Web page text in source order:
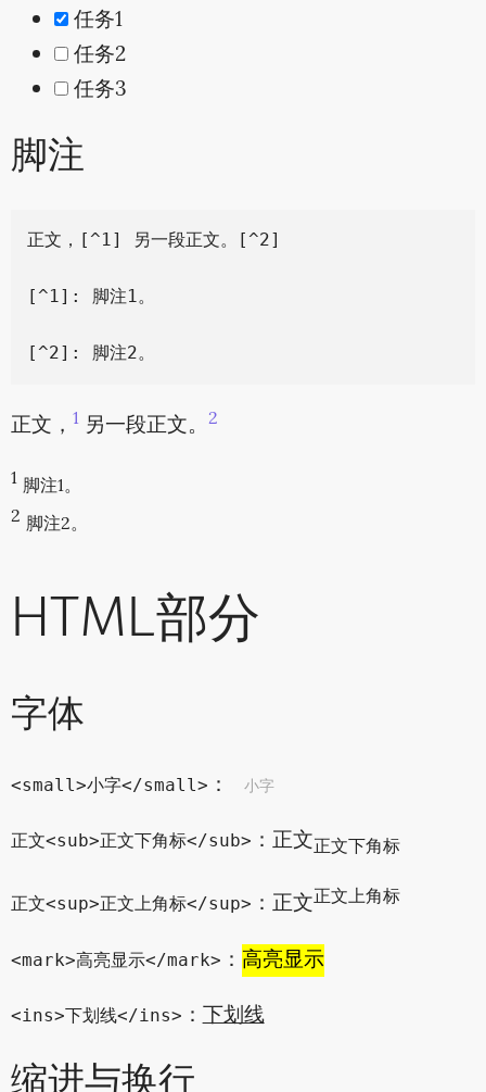
任务1
任务2
任务3
脚注
正文，[^1] 另一段正文。[^2]
[^1]: 脚注1。
正文， 1另一段正文。 2
1 脚注1。
2 脚注2。
HTML部分
字体
<small>小字</small> ： 小字
正文<sub>正文下角标</sub> ：正文正文下角标
正文<sup>正文上角标</sup> ：正文正文上角标
<mark>高亮显示</mark> ： 高亮显示
<ins>下划线</ins> ：下划线